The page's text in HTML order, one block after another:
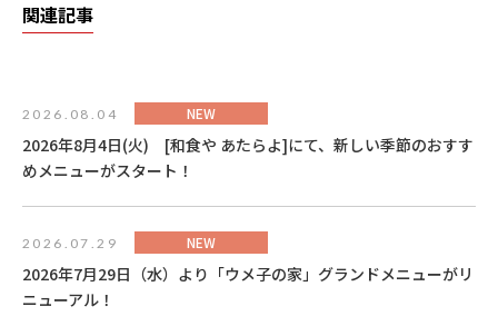
関連記事
2026.08.04 NEW
2026年8月4日(火) [和食や あたらよ]にて、新しい季節のおすす
めメニューがスタート！
2026.07.29 NEW
2026年7月29日（水）より「ウメ子の家」グランドメニューがリ
ニューアル！